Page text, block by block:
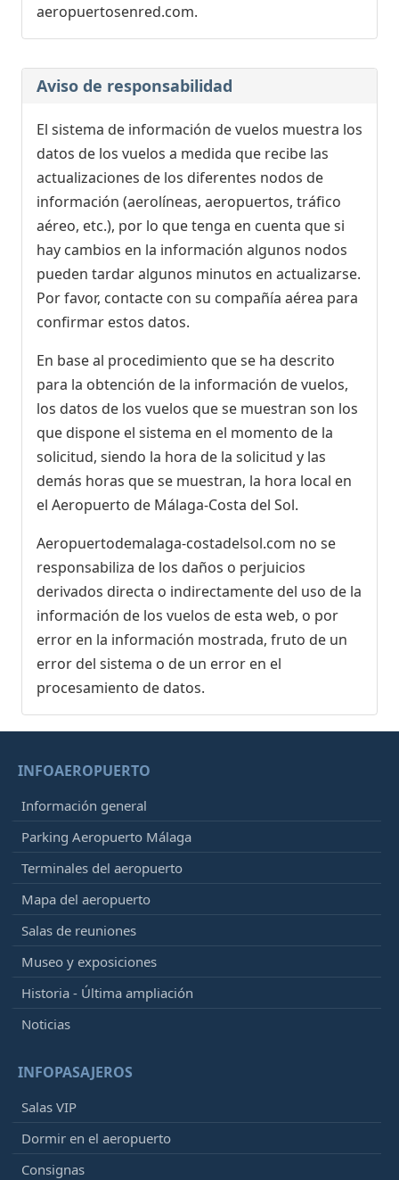
aeropuertosenred.com.
Aviso de responsabilidad
El sistema de información de vuelos muestra los
datos de los vuelos a medida que recibe las
actualizaciones de los diferentes nodos de
información (aerolíneas, aeropuertos, tráfico
aéreo, etc.), por lo que tenga en cuenta que si
hay cambios en la información algunos nodos
pueden tardar algunos minutos en actualizarse.
Por favor, contacte con su compañía aérea para
confirmar estos datos.
En base al procedimiento que se ha descrito
para la obtención de la información de vuelos,
los datos de los vuelos que se muestran son los
que dispone el sistema en el momento de la
solicitud, siendo la hora de la solicitud y las
demás horas que se muestran, la hora local en
el Aeropuerto de Málaga-Costa del Sol.
Aeropuertodemalaga-costadelsol.com no se
responsabiliza de los daños o perjuicios
derivados directa o indirectamente del uso de la
información de los vuelos de esta web, o por
error en la información mostrada, fruto de un
error del sistema o de un error en el
procesamiento de datos.
INFOAEROPUERTO
Información general
Parking Aeropuerto Málaga
Terminales del aeropuerto
Mapa del aeropuerto
Salas de reuniones
Museo y exposiciones
Historia - Última ampliación
Noticias
INFOPASAJEROS
Salas VIP
Dormir en el aeropuerto
Consignas